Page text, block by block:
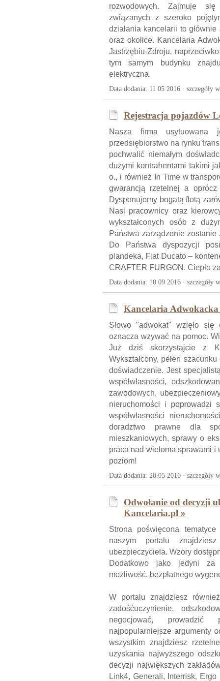
rozwodowych. Zajmuje się
związanych z szeroko
działania kancelarii to
oraz okolice. Kancelaria
Jastrzębiu-Zdroju,
tym samym budynku
elektryczna.
Data dodania: 11 05 2016 · szczegóły
Rejestracja pojazdów
Nasza firma usytuowana
przedsiębiorstwo na rynku
pochwalić niemałym
dużymi kontrahentami takimi
o., i również In Time w
gwarancją rzetelnej a
Dysponujemy bogatą flotą
Nasi pracownicy oraz
wykształconych osób z
Państwa zarządzenie
Do Państwa dyspozycji
plandeka, Fiat Ducato –
CRAFTER FURGON. Ciepło
Data dodania: 10 09 2016 · szczegóły
Kancelaria
Słowo "adwokat" wzięło
oznacza wzywać na pomoc.
Już dziś skorzystajcie z
Wykształcony, pełen
doświadczenie. Jest
współwłasności,
zawodowych,
nieruchomości i poprowadzi
współwłasności
doradztwo prawne dla
mieszkaniowych, sprawy o
praca nad wieloma sprawami
poziom!
Data dodania: 20 05 2016 · szczegóły
Odwołanie od decyzji
Kancelaria.pl »
Strona poświęcona
naszym portalu
ubezpieczyciela. Wzory
Dodatkowo jako jedyni za
możliwość, bezpłatnego
W portalu znajdziesz
zadośćuczynienie,
negocjować, prowadzić
najpopularniejsze argumenty
wszystkim znajdziesz
uzyskania najwyższego
decyzji największych
Link4, Generali, Interrisk,